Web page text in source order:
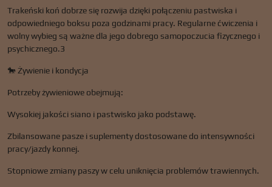
Trakeński koń dobrze się rozwija dzięki połączeniu pastwiska i
odpowiedniego boksu poza godzinami pracy. Regularne ćwiczenia i
wolny wybieg są ważne dla jego dobrego samopoczucia fizycznego i
psychicznego.3
🐎 Żywienie i kondycja
Potrzeby żywieniowe obejmują:
Wysokiej jakości siano i pastwisko jako podstawę.
Zbilansowane pasze i suplementy dostosowane do intensywności
pracy/jazdy konnej.
Stopniowe zmiany paszy w celu uniknięcia problemów trawiennych.